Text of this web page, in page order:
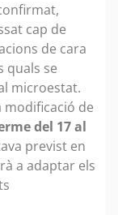
cap de
de cara
quals se
microestat.
modificació de
del 17 al
previst en
a adaptar els